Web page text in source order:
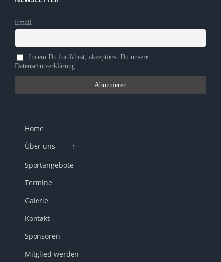
Email
Indem Du fortfährst, akzeptierst Du unsere
Datenschutzerklärung.
Home
Über uns
Sportangebote
Termine
Galerie
Kontakt
Sponsoren
Mitglied werden